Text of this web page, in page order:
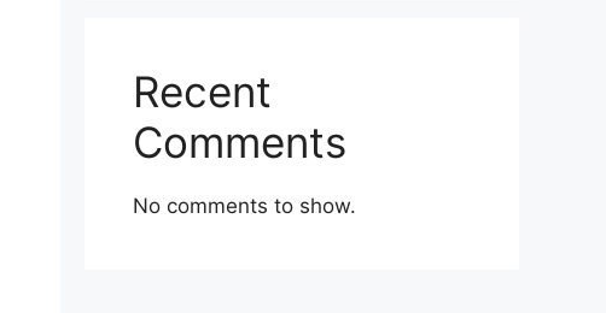
Recent
Comments
No comments to show.